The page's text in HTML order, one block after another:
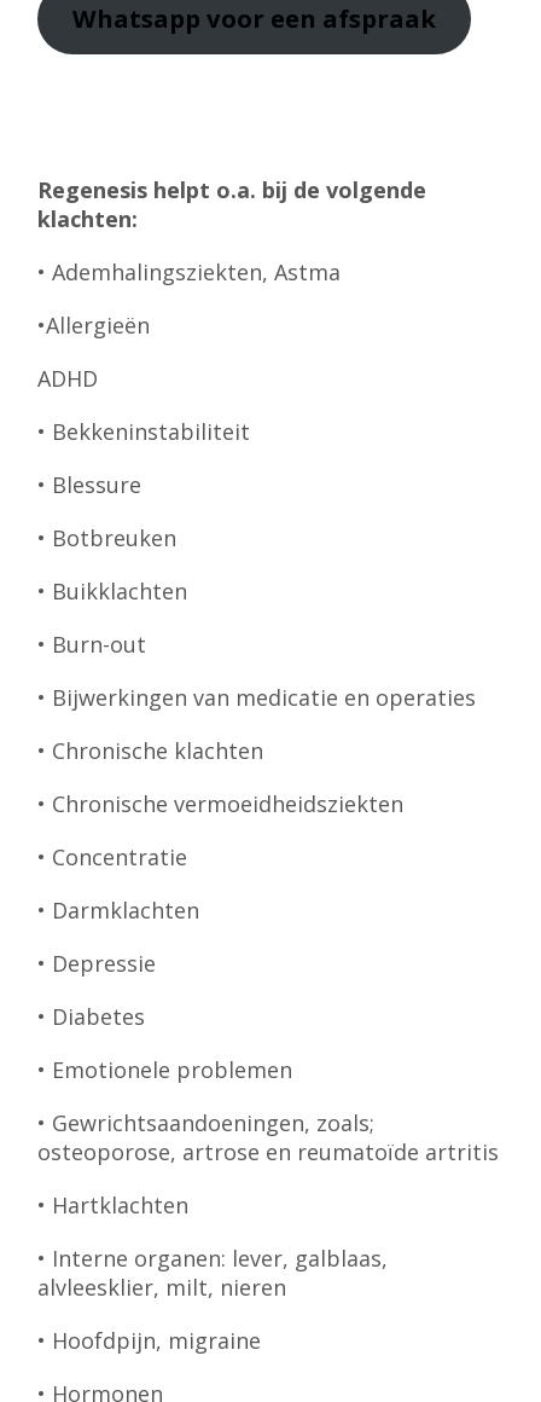
Whatsapp voor een afspraak
Regenesis helpt o.a. bij de volgende
klachten:
• Ademhalingsziekten, Astma
•Allergieën
ADHD
• Bekkeninstabiliteit
• Blessure
• Botbreuken
• Buikklachten
• Burn-out
• Bijwerkingen van medicatie en operaties
• Chronische klachten
• Chronische vermoeidheidsziekten
• Concentratie
• Darmklachten
• Depressie
• Diabetes
• Emotionele problemen
• Gewrichtsaandoeningen, zoals;
osteoporose, artrose en reumatoïde artritis
• Hartklachten
• Interne organen: lever, galblaas,
alvleesklier, milt, nieren
• Hoofdpijn, migraine
• Hormonen